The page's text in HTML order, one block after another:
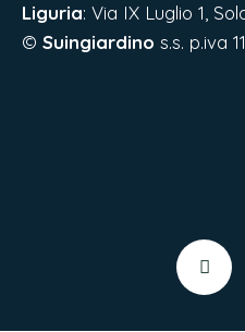
Liguria: Via IX Luglio 1,
© Suingiardino s.s. p.iva